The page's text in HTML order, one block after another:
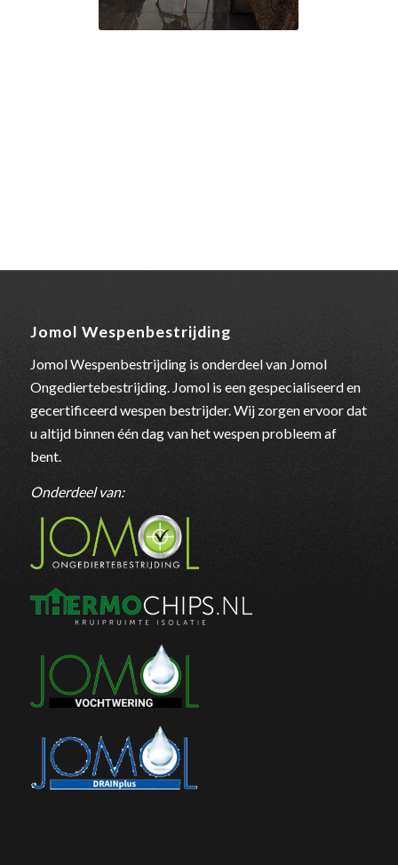
Jomol Wespenbestrijding
Jomol Wespenbestrijding is onderdeel van Jomol
Ongediertebestrijding. Jomol is een gespecialiseerd en
gecertificeerd wespen bestrijder. Wij zorgen ervoor dat
u altijd binnen één dag van het wespen probleem af
bent.
Onderdeel van: